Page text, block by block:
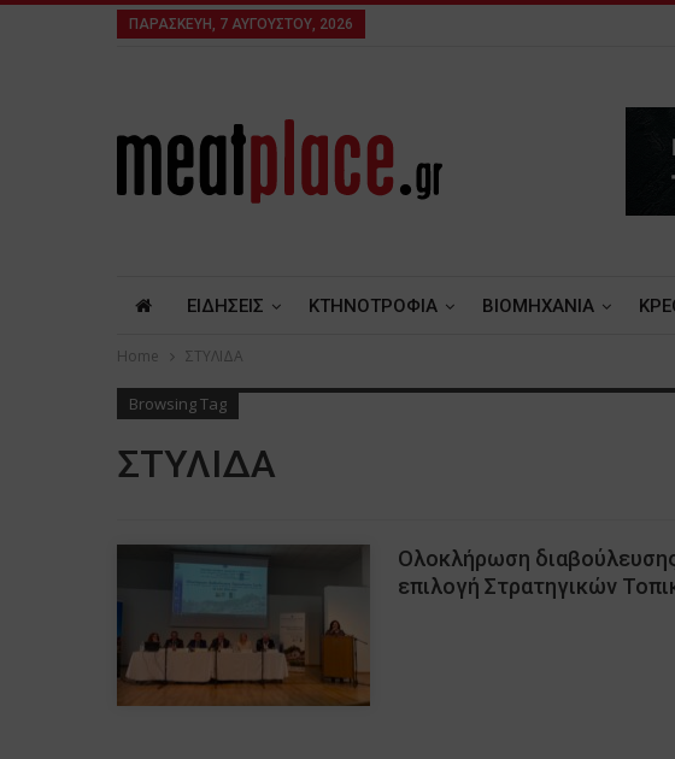
ΠΑΡΑΣΚΕΥΉ, 7 ΑΥΓΟΎΣΤΟΥ, 2026
ΕΙΔΗΣΕΙΣ ΚΤΗΝΟΤΡΟΦΙΑ ΒΙΟΜΗΧΑΝΙΑ
Home ΣΤΥΛΙΔΑ
Browsing Tag
ΣΤΥΛΙΔΑ
Ολοκλήρωση
επιλογή Στρατηγικών